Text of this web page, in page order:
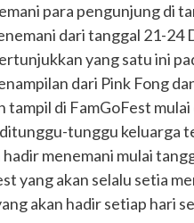
para pengunjung di
dari tanggal 21-24
yang satu ini
dari Pink Fong
di FamGoFest
tunggu keluarga
menemani mulai
yang akan selalu setia
akan hadir setiap hari
Otomotif
Ducati Collezione
Mugello, Usung
2 months ago